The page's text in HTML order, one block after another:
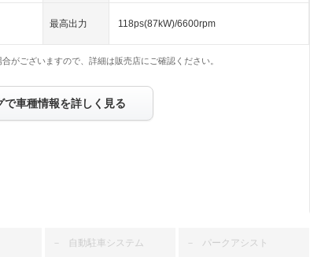
最高出力 118ps(87kW)/6600rpm
がございますので、詳細は販売店にご確認ください。
で車種情報を詳しく見る
－ 自動駐車システム － パークアシスト